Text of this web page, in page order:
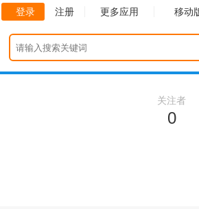
登录 注册 更多应用 移动
关注者
0